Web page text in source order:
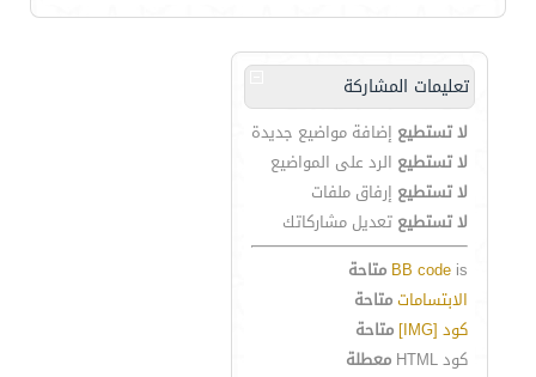
تعليمات المشاركة
لا تستطيع إضافة مواضيع جديدة
لا تستطيع الرد على المواضيع
لا تستطيع إرفاق ملفات
لا تستطيع تعديل مشاركاتك
BB code is
متاحة
الابتساماتمتاحة
كود [IMG]
متاحة
كود HTML
معطلة